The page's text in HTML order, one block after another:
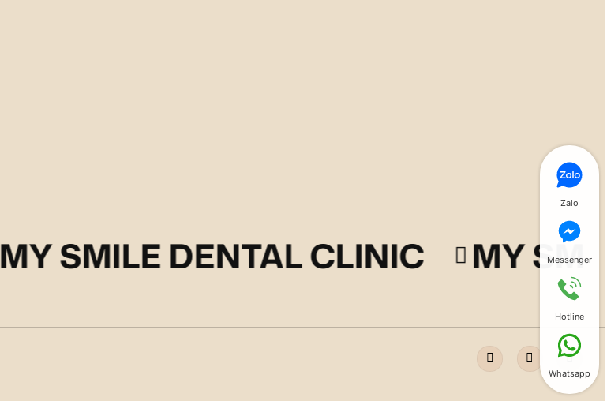
MY SMILE DENTAL CLINIC MY
Zalo
Messenger
Hotline
Whatsapp